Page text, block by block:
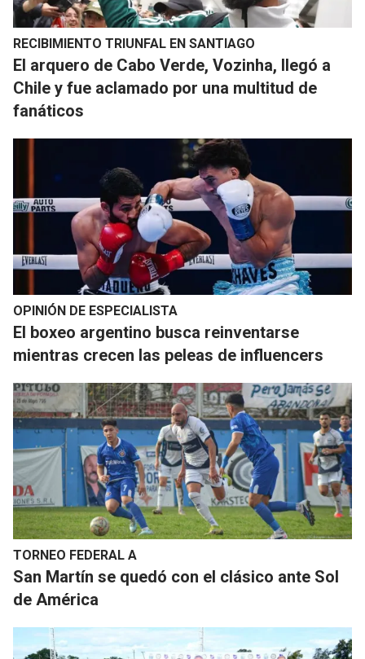
RECIBIMIENTO TRIUNFAL EN SANTIAGO
El arquero de Cabo Verde, Vozinha, llegó a
Chile y fue aclamado por una multitud de
fanáticos
OPINIÓN DE ESPECIALISTA
El boxeo argentino busca reinventarse
mientras crecen las peleas de influencers
TORNEO FEDERAL A
San Martín se quedó con el clásico ante Sol
de América